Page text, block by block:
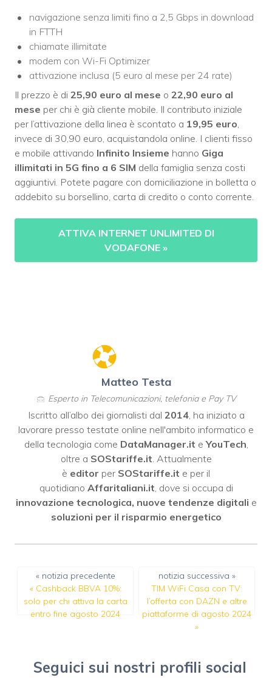
navigazione senza limiti fino a 2,5 Gbps in download
in FTTH
chiamate illimitate
modem con Wi-Fi Optimizer
attivazione inclusa (5 euro al mese per 24 rate)
Il prezzo è di 25,90 euro al mese o 22,90 euro al
mese per chi è già cliente mobile. Il contributo iniziale
per l’attivazione della linea è scontato a 19,95 euro,
invece di 30,90 euro, acquistandola online. I clienti fisso
e mobile attivando Infinito Insieme hanno Giga
illimitati in 5G fino a 6 SIM della famiglia senza costi
aggiuntivi. Potete pagare con domiciliazione in bolletta o
addebito su borsellino, carta di credito o conto corrente.
ATTIVA INTERNET UNLIMITED DI
VODAFONE »
Matteo Testa
Esperto in Telecomunicazioni, telefonia e Pay TV
Iscritto all’albo dei giornalisti dal 2014, ha iniziato a
lavorare presso testate online nell'ambito informatico e
della tecnologia come DataManager.it eYouTech,
oltre a SOStariffe.it. Attualmente
è editor per SOStariffe.it e per il
quotidiano Affaritaliani.it, dove si occupa di
innovazione tecnologica, nuove tendenze digitali e
soluzioni per il risparmio energetico
« notizia precedente
« Cashback BBVA 10%:
solo per chi attiva la carta
entro fine agosto 2024
notizia successiva »
TIM WiFi Casa con TV:
l’offerta con DAZN e altre
piattaforme di agosto 2024
»
Seguici sui nostri profili social